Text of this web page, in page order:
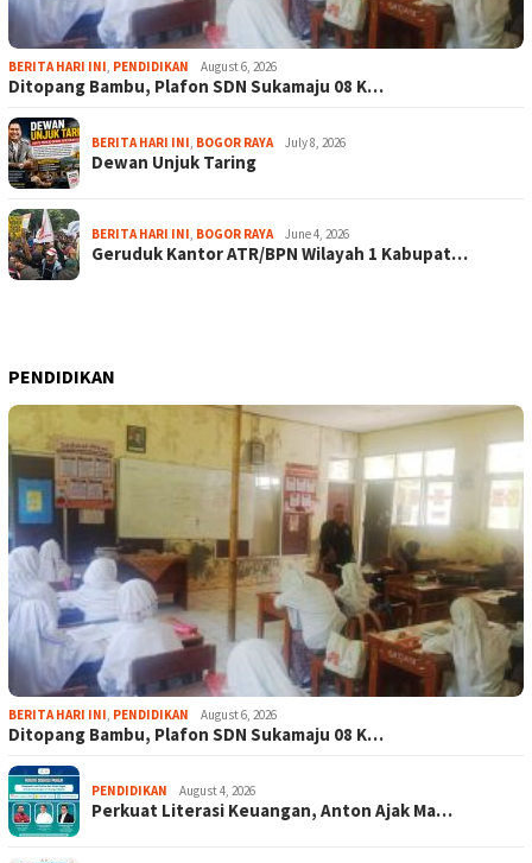
BERITA HARI INI, PENDIDIKAN August 6, 2026
Ditopang Bambu, Plafon SDN Sukamaju 08 K…
BERITA HARI INI, BOGOR RAYA July 8, 2026
Dewan Unjuk Taring
BERITA HARI INI, BOGOR RAYA June 4, 2026
Geruduk Kantor ATR/BPN Wilayah 1 Kabupat…
PENDIDIKAN
BERITA HARI INI, PENDIDIKAN August 6, 2026
Ditopang Bambu, Plafon SDN Sukamaju 08 K…
PENDIDIKAN August 4, 2026
Perkuat Literasi Keuangan, Anton Ajak Ma…